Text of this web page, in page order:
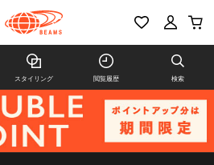
スタイリング 閲覧履歴 検索